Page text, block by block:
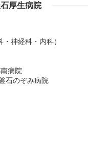
厚生病院
神経科・内科）
病院
のぞみ病院